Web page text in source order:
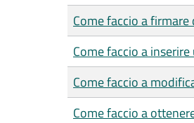
Come faccio a
Come faccio a
Come faccio a
Come faccio a